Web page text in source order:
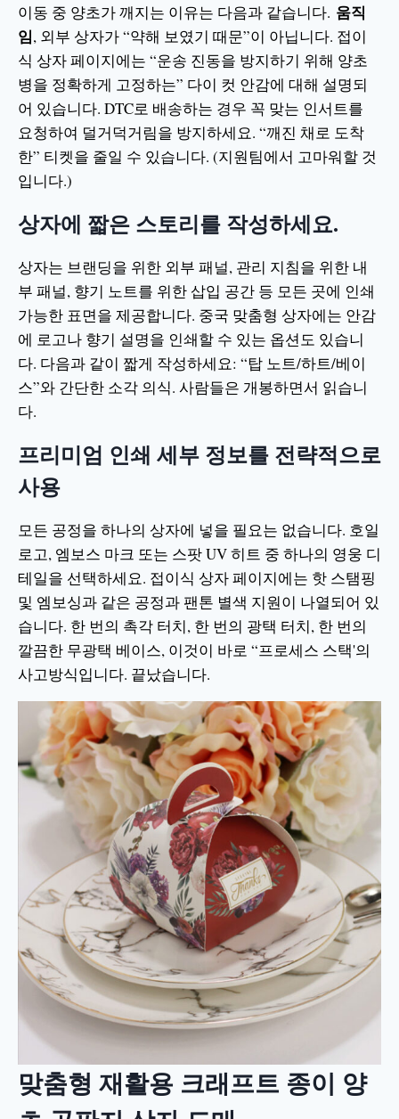
이동 중 양초가 깨지는 이유는 다음과 같습니다. 움직
임, 외부 상자가 “약해 보였기 때문”이 아닙니다. 접이
식 상자 페이지에는 “운송 진동을 방지하기 위해 양초
병을 정확하게 고정하는” 다이 컷 안감에 대해 설명되
어 있습니다. DTC로 배송하는 경우 꼭 맞는 인서트를
요청하여 덜거덕거림을 방지하세요. “깨진 채로 도착
한” 티켓을 줄일 수 있습니다. (지원팀에서 고마워할 것
입니다.)
상자에 짧은 스토리를 작성하세요.
상자는 브랜딩을 위한 외부 패널, 관리 지침을 위한 내
부 패널, 향기 노트를 위한 삽입 공간 등 모든 곳에 인쇄
가능한 표면을 제공합니다. 중국 맞춤형 상자에는 안감
에 로고나 향기 설명을 인쇄할 수 있는 옵션도 있습니
다. 다음과 같이 짧게 작성하세요: “탑 노트/하트/베이
스”와 간단한 소각 의식. 사람들은 개봉하면서 읽습니
다.
프리미엄 인쇄 세부 정보를 전략적으로
사용
모든 공정을 하나의 상자에 넣을 필요는 없습니다. 호일
로고, 엠보스 마크 또는 스팟 UV 히트 중 하나의 영웅 디
테일을 선택하세요. 접이식 상자 페이지에는 핫 스탬핑
및 엠보싱과 같은 공정과 팬톤 별색 지원이 나열되어 있
습니다. 한 번의 촉각 터치, 한 번의 광택 터치, 한 번의
깔끔한 무광택 베이스, 이것이 바로 “프로세스 스택'의
사고방식입니다. 끝났습니다.
맞춤형 재활용 크래프트 종이 양